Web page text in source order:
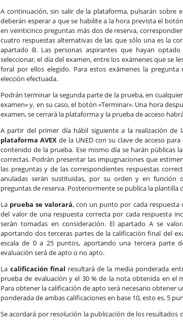
A continuación, sin salir de la plataforma, pulsarán sobre
deberán esperar a que se habilite a la hora prevista el
en veinticinco preguntas más dos de reserva,
cuatro respuestas alternativas de las que sólo una es la
apartado B. Las personas aspirantes que hayan
seleccionar, el día del examen, entre los exámenes que se
foral por ellos elegido. Para estos exámenes la
elección efectuada.
Podrán terminar la segunda parte de la prueba, en
examen» y, en su caso, el botón «Terminar». Una hora
examen, se cerrará la plataforma y la prueba de acceso
A partir del primer día hábil siguiente a la realización de
plataforma AVEX de la UNED con su clave de acceso para
contenido de la prueba. Ese mismo día se harán públicas
correctas. Podrán presentar las impugnaciones que
las preguntas y de las correspondientes respuestas
anuladas serán sustituidas, por su orden y en función
preguntas de reserva. Posteriormente se publica la plantilla
La prueba se valorará, con un punto por cada respuesta
del valor de una respuesta correcta por cada respuesta
serán tomadas en consideración. El apartado A se
aportando dos terceras partes de la calificación final del
escala de 0 a 25 puntos, aportando una tercera parte
evaluación será de apto o no apto.
La calificación final resultará de la media ponderada
prueba de evaluación y el 30 % de la nota obtenida en el
Para obtener la calificación de apto será necesario obtener
ponderada de ambas calificaciones en base 10, esto es, 5
Se acordará por resolución la publicación de los resultados